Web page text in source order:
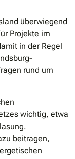
überwiegend
Projekte im
in der Regel
rund um
wichtig, etwa
beitragen,